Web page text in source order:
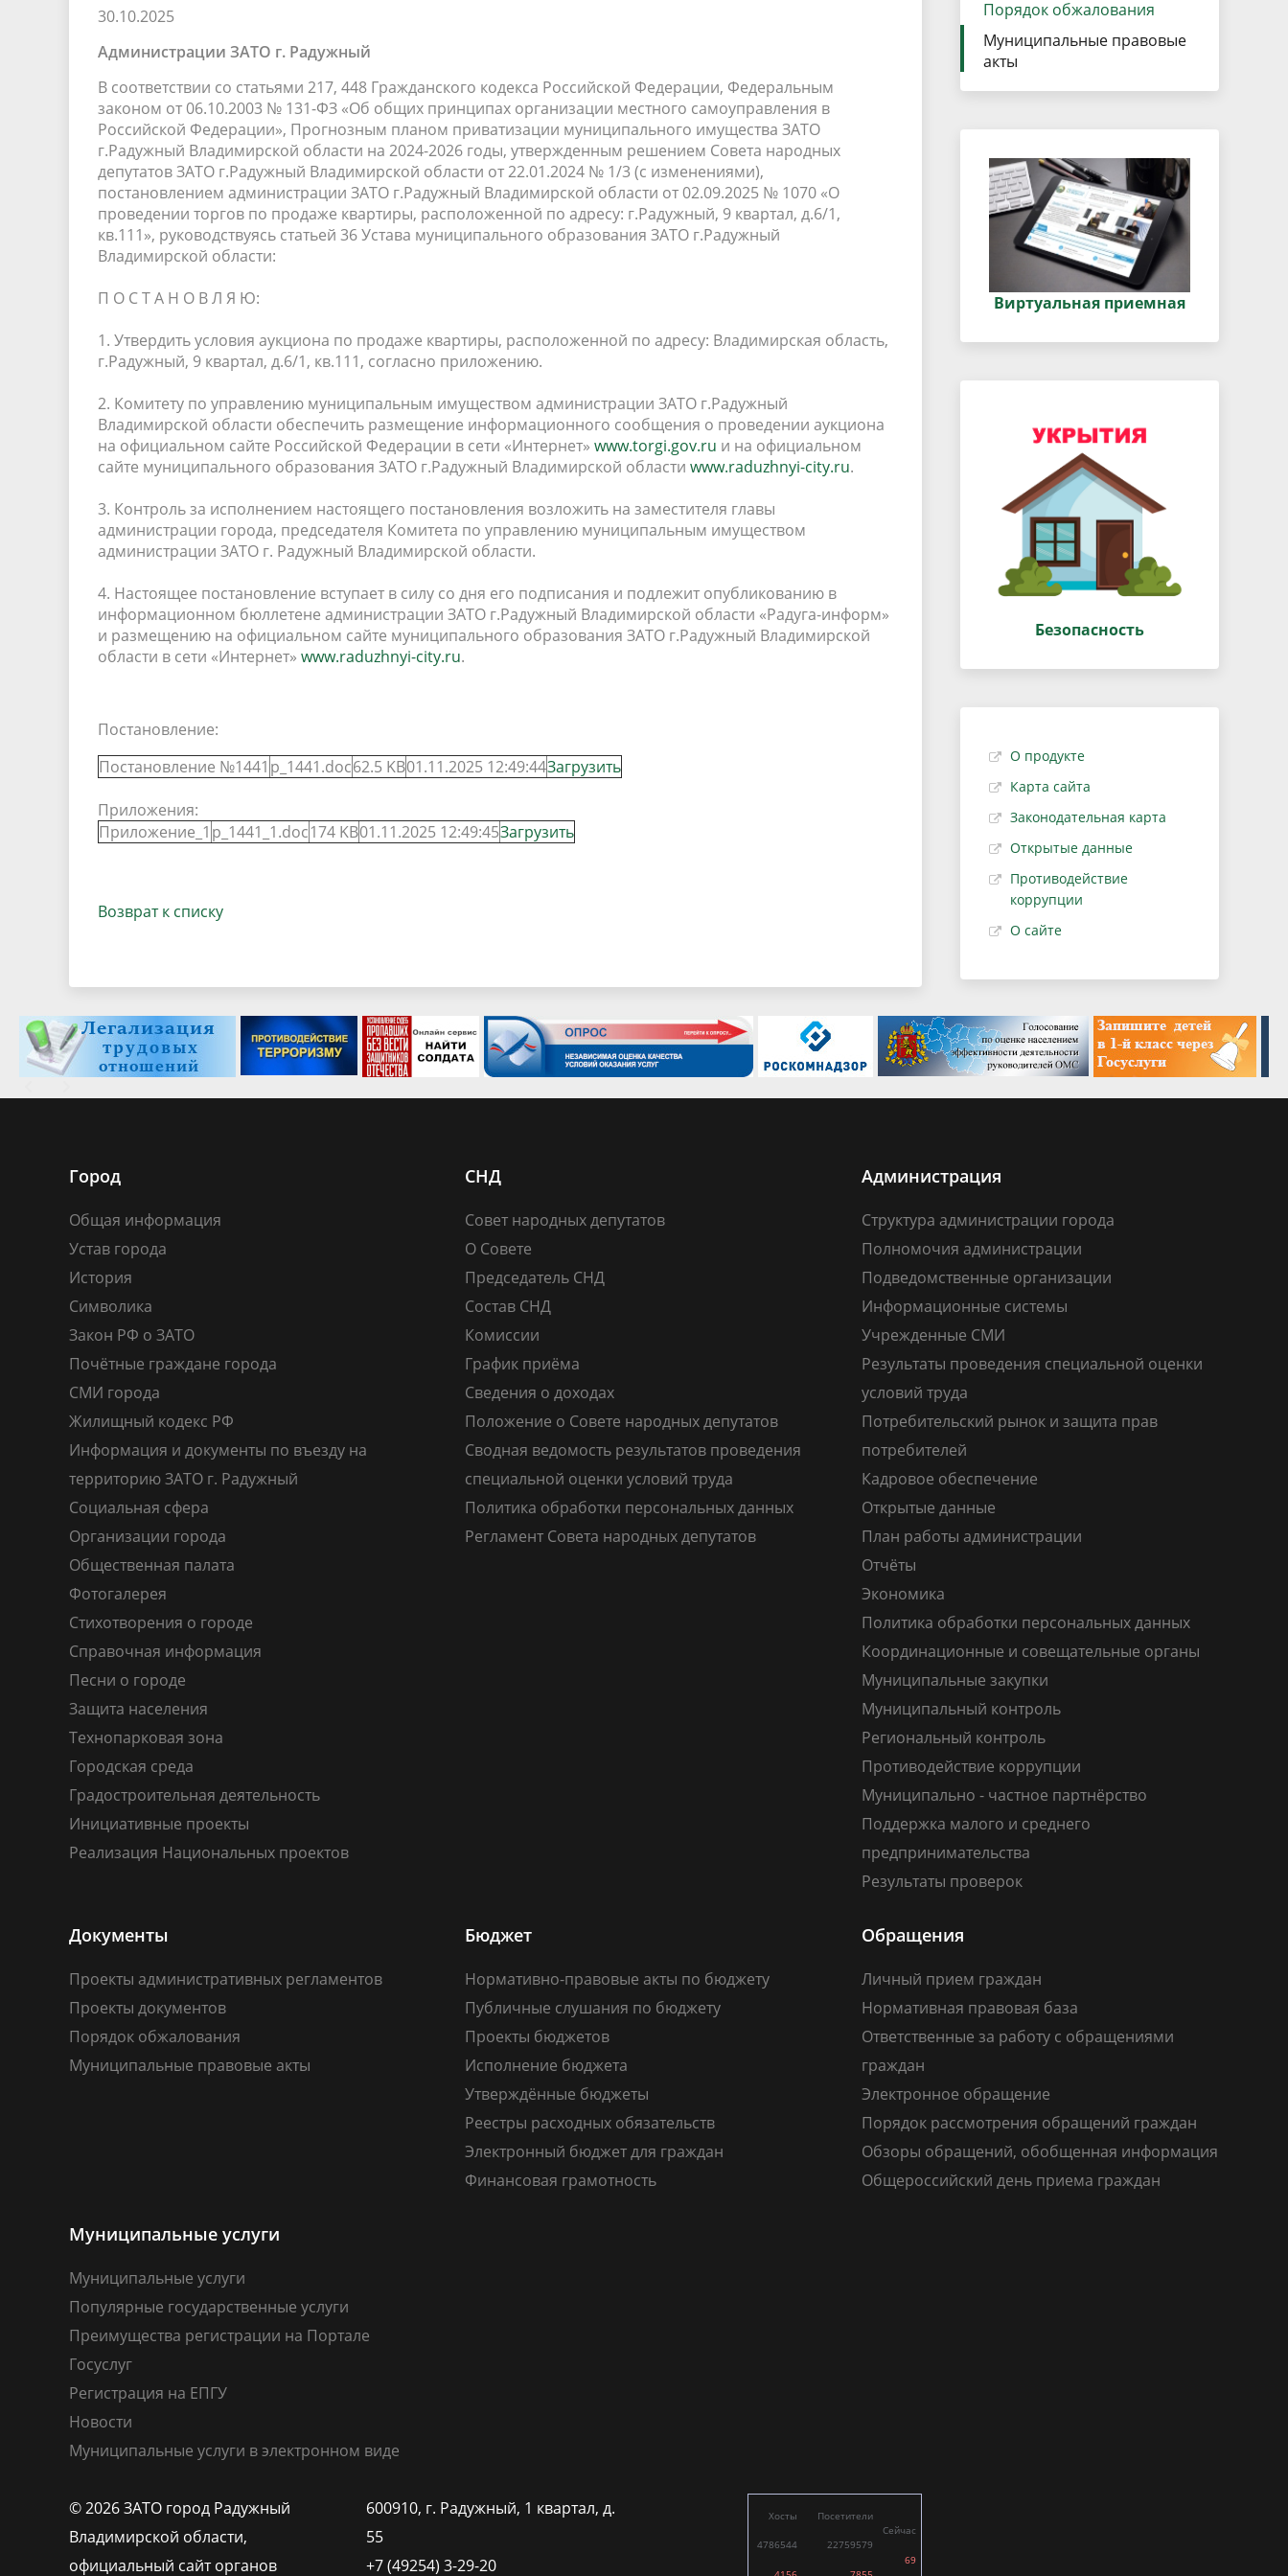
Песни о городе
Городская среда
Градостроительная деятельность
Инициативные проекты
условий труда
Координационные и совещательные
Муниципальные закупки
Региональный контроль
Противодействие коррупции
Муниципально - частное
партнёрство
Поддержка малого и среднего
Результаты проверок
30.10.2025
Администрации ЗАТО г. Радужный
В соответствии со статьями 217, 448 Гражданского кодекса Российской Федерации, Федеральным
законом от 06.10.2003 № 131-ФЗ «Об общих принципах организации местного самоуправления в
Российской Федерации», Прогнозным планом приватизации муниципального имущества ЗАТО
г.Радужный Владимирской области на 2024-2026 годы, утвержденным решением Совета народных
депутатов ЗАТО г.Радужный Владимирской области от 22.01.2024 № 1/3 (с изменениями),
постановлением администрации ЗАТО г.Радужный Владимирской области от 02.09.2025 № 1070 «О
проведении торгов по продаже квартиры, расположенной по адресу: г.Радужный, 9 квартал, д.6/1,
кв.111», руководствуясь статьей 36 Устава муниципального образования ЗАТО г.Радужный
Владимирской области:
П О С Т А Н О В Л Я Ю:
1. Утвердить условия аукциона по продаже квартиры, расположенной по адресу: Владимирская область,
г.Радужный, 9 квартал, д.6/1, кв.111, согласно приложению.
2. Комитету по управлению муниципальным имуществом администрации ЗАТО г.Радужный
Владимирской области обеспечить размещение информационного сообщения о проведении аукциона
на официальном сайте Российской Федерации в сети «Интернет» www.torgi.gov.ru и на официальном
сайте муниципального образования ЗАТО г.Радужный Владимирской области www.raduzhnyi-city.ru.
3. Контроль за исполнением настоящего постановления возложить на заместителя главы
администрации города, председателя Комитета по управлению муниципальным имуществом
администрации ЗАТО г. Радужный Владимирской области.
4. Настоящее постановление вступает в силу со дня его подписания и подлежит опубликованию в
информационном бюллетене администрации ЗАТО г.Радужный Владимирской области «Радуга-информ»
и размещению на официальном сайте муниципального образования ЗАТО г.Радужный Владимирской
области в сети «Интернет» www.raduzhnyi-city.ru.
Постановление:
Постановление №1441 p_1441.doc62.5 KB01.11.2025 12:49:44Загрузить
Приложения:
Приложение_1 p_1441_1.doc174 KB01.11.2025 12:49:45Загрузить
Возврат к списку
Порядок обжалования
Муниципальные правовые
акты
Виртуальная приемная
Безопасность
О продукте
Карта сайта
Законодательная карта
Открытые данные
Противодействие
коррупции
О сайте
Город
Общая информация
Устав города
История
Символика
Закон РФ о ЗАТО
Почётные граждане города
СМИ города
Жилищный кодекс РФ
Информация и документы по въезду на
территорию ЗАТО г. Радужный
Социальная сфера
Организации города
Общественная палата
Фотогалерея
Стихотворения о городе
Справочная информация
Песни о городе
Защита населения
Технопарковая зона
Городская среда
Градостроительная деятельность
Инициативные проекты
Реализация Национальных проектов
СНД
Совет народных депутатов
О Совете
Председатель СНД
Состав СНД
Комиссии
График приёма
Сведения о доходах
Положение о Совете народных депутатов
Сводная ведомость результатов проведения
специальной оценки условий труда
Политика обработки персональных данных
Регламент Совета народных депутатов
Администрация
Структура администрации города
Полномочия администрации
Подведомственные организации
Информационные системы
Учрежденные СМИ
Результаты проведения специальной оценки
условий труда
Потребительский рынок и защита прав
потребителей
Кадровое обеспечение
Открытые данные
План работы администрации
Отчёты
Экономика
Политика обработки персональных данных
Координационные и совещательные органы
Муниципальные закупки
Муниципальный контроль
Региональный контроль
Противодействие коррупции
Муниципально - частное партнёрство
Поддержка малого и среднего
предпринимательства
Результаты проверок
Документы
Проекты административных регламентов
Проекты документов
Порядок обжалования
Муниципальные правовые акты
Бюджет
Нормативно-правовые акты по бюджету
Публичные слушания по бюджету
Проекты бюджетов
Исполнение бюджета
Утверждённые бюджеты
Реестры расходных обязательств
Электронный бюджет для граждан
Финансовая грамотность
Обращения
Личный прием граждан
Нормативная правовая база
Ответственные за работу с обращениями
граждан
Электронное обращение
Порядок рассмотрения обращений граждан
Обзоры обращений, обобщенная информация
Общероссийский день приема граждан
Муниципальные услуги
Муниципальные услуги
Популярные государственные услуги
Преимущества регистрации на Портале
Госуслуг
Регистрация на ЕПГУ
Новости
Муниципальные услуги в электронном виде
© 2026 ЗАТО город Радужный
Владимирской области,
официальный сайт органов
600910, г. Радужный, 1 квартал, д.
55
+7 (49254) 3-29-20
Хосты
4786544
Посетители
22759579
Сейчас
69